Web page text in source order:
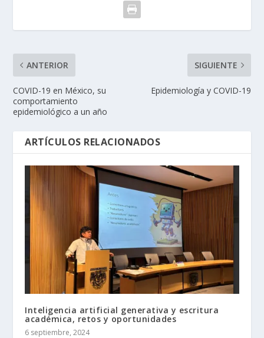
ANTERIOR
COVID-19 en México, su
comportamiento
epidemiológico a un año
SIGUIENTE
Epidemiología y COVID-19
ARTÍCULOS RELACIONADOS
Inteligencia artificial generativa y escritura
académica, retos y oportunidades
6 septiembre, 2024